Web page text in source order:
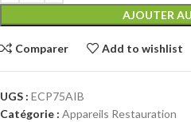
AJOUTER
Comparer Add to wishlist
UGS : ECP75AIB
Catégorie : Appareils Restauration